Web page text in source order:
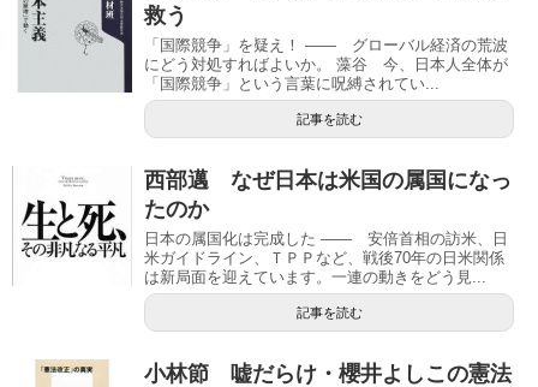
救う
「国際競争」を疑え！ ―― グローバル経済の荒波
にどう対処すればよいか。 藻谷 今、日本人全体が
「国際競争」という言葉に呪縛されてい...
記事を読む
西部邁 なぜ日本は米国の属国になっ
たのか
日本の属国化は完成した ―― 安倍首相の訪米、日
米ガイドライン、ＴＰＰなど、戦後70年の日米関係
は新局面を迎えています。一連の動きをどう見...
記事を読む
小林節 嘘だらけ・櫻井よしこの憲法